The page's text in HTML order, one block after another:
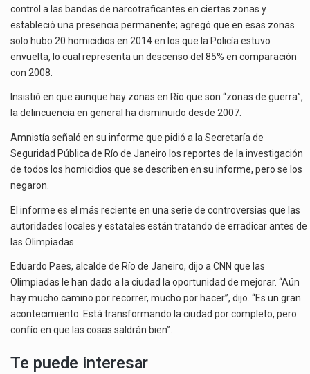
control a las bandas de narcotraficantes en ciertas zonas y
estableció una presencia permanente; agregó que en esas zonas
solo hubo 20 homicidios en 2014 en los que la Policía estuvo
envuelta, lo cual representa un descenso del 85% en comparación
con 2008.
Insistió en que aunque hay zonas en Río que son “zonas de guerra”,
la delincuencia en general ha disminuido desde 2007.
Amnistía señaló en su informe que pidió a la Secretaría de
Seguridad Pública de Río de Janeiro los reportes de la investigación
de todos los homicidios que se describen en su informe, pero se los
negaron.
El informe es el más reciente en una serie de controversias que las
autoridades locales y estatales están tratando de erradicar antes de
las Olimpiadas.
Eduardo Paes, alcalde de Río de Janeiro, dijo a CNN que las
Olimpiadas le han dado a la ciudad la oportunidad de mejorar. “Aún
hay mucho camino por recorrer, mucho por hacer”, dijo. “Es un gran
acontecimiento. Está transformando la ciudad por completo, pero
confío en que las cosas saldrán bien”.
Te puede interesar